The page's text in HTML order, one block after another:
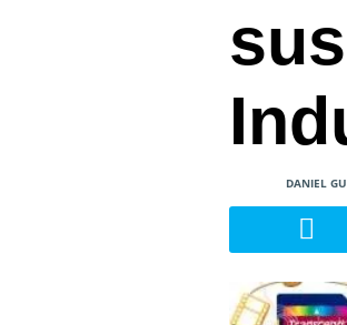
DANIEL